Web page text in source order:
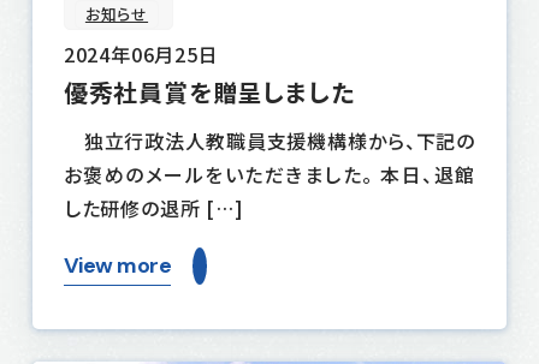
お知らせ
2024年06月25日
優秀社員賞を贈呈しました
独立行政法人教職員支援機構様から、下記の
お褒めのメールをいただきました。 本日、退館
した研修の退所 […]
View more